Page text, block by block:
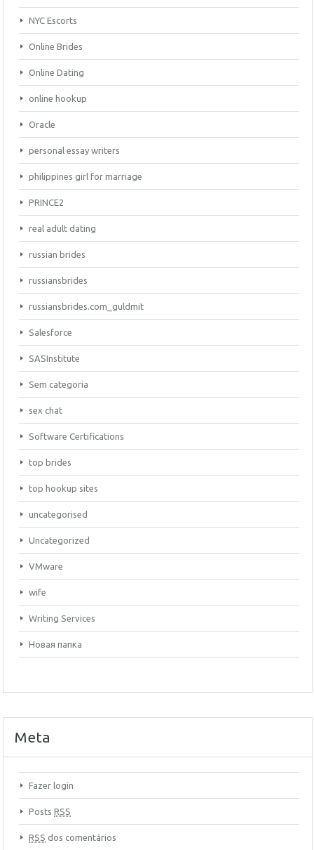
NYC Escorts
Online Brides
Online Dating
online hookup
Oracle
personal essay writers
philippines girl for marriage
PRINCE2
real adult dating
russian brides
russiansbrides
russiansbrides.com_guldmit
Salesforce
SASInstitute
Sem categoria
sex chat
Software Certifications
top brides
top hookup sites
uncategorised
Uncategorized
VMware
wife
Writing Services
Новая папка
Meta
Fazer login
Posts RSS
RSS dos comentários